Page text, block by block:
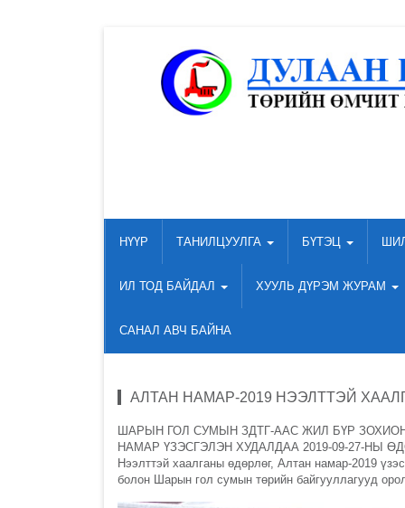
НҮҮР ТАНИЛЦУУЛГА БҮТЭЦ
ИЛ ТОД БАЙДАЛ ХУУЛЬ ДҮРЭМ ЖУРАМ
САНАЛ АВЧ БАЙНА
АЛТАН НАМАР-2019 НЭЭЛТТЭЙ
ШАРЫН ГОЛ СУМЫН ЗДТГ-ААС ЖИЛ БҮР
НАМАР ҮЗЭСГЭЛЭН ХУДАЛДАА 2019-09-27-НЫ
Нээлттэй хаалганы өдөрлөг, Алтан намар-2019
болон Шарын гол сумын төрийн байгууллагууд